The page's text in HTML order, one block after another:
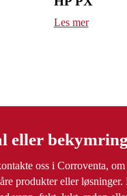
Les mer
eller
oss i Corroventa,
produkter eller løsninger.